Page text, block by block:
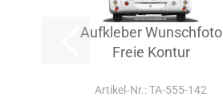
Aufkleber Wunschfoto
Freie Kontur
Artikel‑Nr.: TA-555-142